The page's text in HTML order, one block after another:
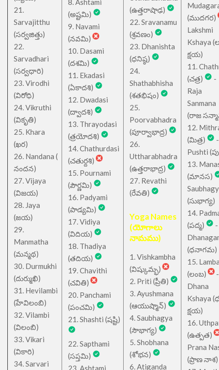
21.
Sarvajitthu
(సర్వజిత్తు)
22.
Sarvadhari
(సర్వధారి)
23. Virodhi
(విరోధి)
24. Vikruthi
(వికృతి)
25. Khara
(ఖర)
26. Nandana (
నందన)
27. Vijaya
(విజయ)
28. Jaya
(జయ)
29.
Manmatha
(మన్మథ)
30. Durmukhi
(దుర్ముఖి)
31. Hevilambi
(హేవిలంబి)
32. Vilambi
(విలంబి)
33. Vikari
(వికారి)
34. Sarvari
8. Ashtami
(అష్టమి)
9. Navami
(నవమి)
10. Dasami
(దశమి)
11. Ekadasi
(ఏకాదశి)
12. Dwadasi
(ద్వాదశి)
13. Thrayodasi
(త్రయోదశి)
14. Chathurdasi
(చతుర్దశి)
15. Pournami
(పౌర్ణమి)
16. Padyami
(పాడ్యమి)
17. Vidiya
(విదియ)
18. Thadiya
(తదియ)
19. Chavithi
(చవితి)
20. Panchami
(పంచమి)
21. Shashti (షష్టి)
22. Sapthami
(సప్తమి)
23. Ashtami
(ఉత్తరాషాఢ)
22. Sravanamu
(శ్రవణం)
23. Dhanishta
(ధనిష్ఠ)
24.
Shathabhisha
(శతభిషం)
25.
Poorvabhadra
(పూర్వాభాద్ర)
26.
Uttharabhadra
(ఉత్తరాభాద్ర)
27. Revathi
(రేవతి)
Yoga Names
(యోగాలు
నామము)
1. Vishkambha
(విష్కుమ్భ)
2. Priti (ప్రీతి)
3. Ayushmana
(ఆయుష్మాన్)
4. Saubhagya
(సౌభాగ్య)
5. Shobhana
(శోభన)
6. Atiganda
(ముదగర)
Lakshmi
Kshaya
క్షయ)
11.
(చత్ర)
-
Raja
Sanmana
(రాజ
12.
(మిత్ర)
-
Pushti
13.
(మానస)
(సుభాగ్య)
14.
(పద్మ)
-
(ధనాగమ)
15.
(లంబ)
-
Dhana
Kshaya
క్షయ)
16.
(ఉత్పత)
Prana
(ప్రాణ నాశ)